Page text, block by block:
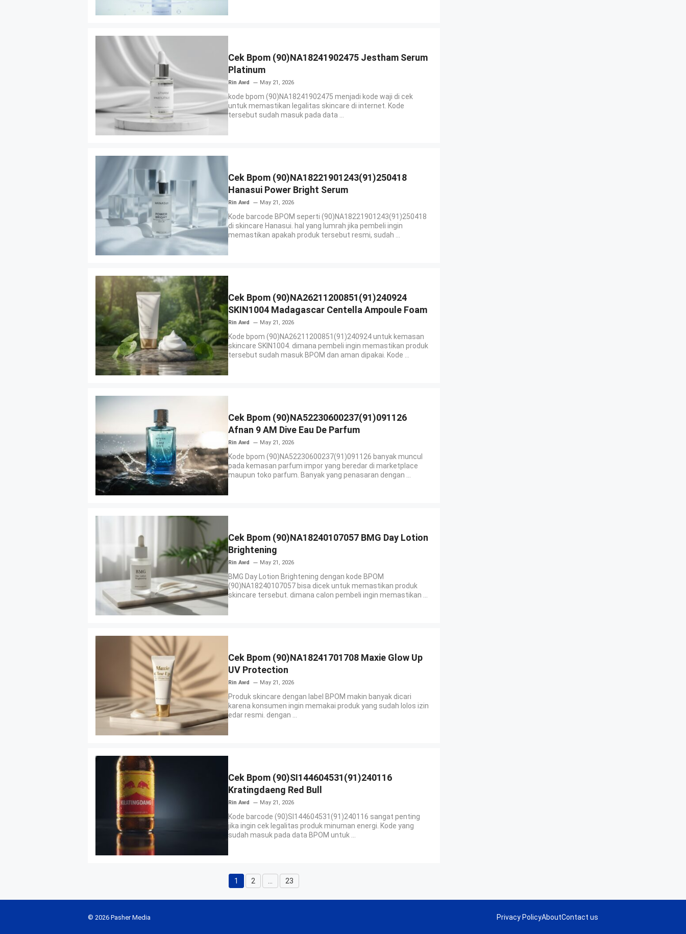
Cek Bpom (90)NA18241902475 Jestham Serum
Platinum
Rin Awd May 21, 2026
kode bpom (90)NA18241902475 menjadi kode waji di cek
untuk memastikan legalitas skincare di internet. Kode
tersebut sudah masuk pada data ...
Cek Bpom (90)NA18221901243(91)250418
Hanasui Power Bright Serum
Rin Awd May 21, 2026
Kode barcode BPOM seperti (90)NA18221901243(91)250418
di skincare Hanasui. hal yang lumrah jika pembeli ingin
memastikan apakah produk tersebut resmi, sudah ...
Cek Bpom (90)NA26211200851(91)240924
SKIN1004 Madagascar Centella Ampoule Foam
Rin Awd May 21, 2026
Kode bpom (90)NA26211200851(91)240924 untuk kemasan
skincare SKIN1004. dimana pembeli ingin memastikan produk
tersebut sudah masuk BPOM dan aman dipakai. Kode ...
Cek Bpom (90)NA52230600237(91)091126
Afnan 9 AM Dive Eau De Parfum
Rin Awd May 21, 2026
Kode bpom (90)NA52230600237(91)091126 banyak muncul
pada kemasan parfum impor yang beredar di marketplace
maupun toko parfum. Banyak yang penasaran dengan ...
Cek Bpom (90)NA18240107057 BMG Day Lotion
Brightening
Rin Awd May 21, 2026
BMG Day Lotion Brightening dengan kode BPOM
(90)NA18240107057 bisa dicek untuk memastikan produk
skincare tersebut. dimana calon pembeli ingin memastikan ...
Cek Bpom (90)NA18241701708 Maxie Glow Up
UV Protection
Rin Awd May 21, 2026
Produk skincare dengan label BPOM makin banyak dicari
karena konsumen ingin memakai produk yang sudah lolos izin
edar resmi. dengan ...
Cek Bpom (90)SI144604531(91)240116
Kratingdaeng Red Bull
Rin Awd May 21, 2026
Kode barcode (90)SI144604531(91)240116 sangat penting
jika ingin cek legalitas produk minuman energi. Kode yang
sudah masuk pada data BPOM untuk ...
Page
1 Page
2 Page
23
© 2026 Pasher Media Privacy PolicyAboutContact us